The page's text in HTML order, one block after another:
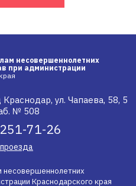
несовершеннолетних
при администрации
ул. Чапаева, 58, 5
№ 508
71-26
несовершеннолетних
Краснодарского края